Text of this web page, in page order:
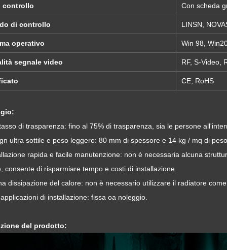
controllo Con scheda
di controllo LINSN,
operativo Win 98,
segnale video RF, S-Video,
CE, RoHS
di trasparenza: fino al 75% di trasparenza, sia le persone
ultra sottile e peso leggero: 80 mm di spessore e 14 kg / mq di
rapida e facile manutenzione: non è necessaria alcuna
consente di risparmiare tempo e costi di installazione.
dissipazione del calore: non è necessario utilizzare il radiatore
di installazione: fissa oa noleggio.
del prodotto: